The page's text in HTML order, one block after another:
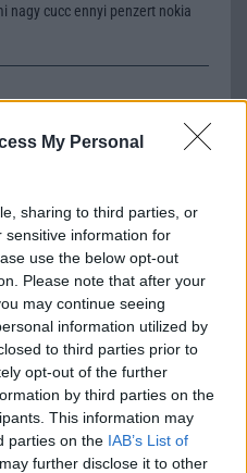
My Personal
sharing to third parties, or
sensitive information for
use the below opt-out
Please note that after your
may continue seeing
information utilized by
to third parties prior to
opt-out of the further
by third parties on the
This information may
parties on the IAB’s List of
further disclose it to other
nagy cucc ennyi penzert nokia
ott van ahol lennie kell, nem
valaki hogy hol lehet hozzá
lehet? /